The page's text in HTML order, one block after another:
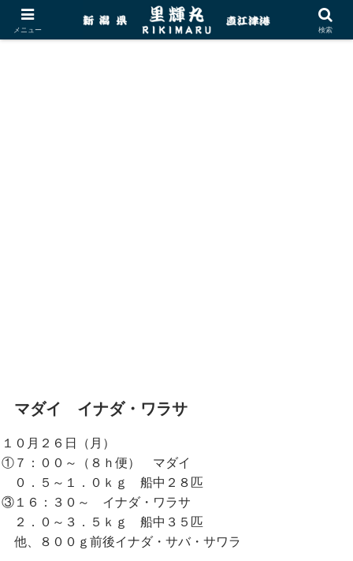
マダイ イナダ・ワラサ
１０月２６日（月）
①７：００～（８ｈ便） マダイ
０．５～１．０ｋｇ 船中２８匹
③１６：３０～ イナダ・ワラサ
２．０～３．５ｋｇ 船中３５匹
他、８００ｇ前後イナダ・サバ・サワラ
メニュー 検索